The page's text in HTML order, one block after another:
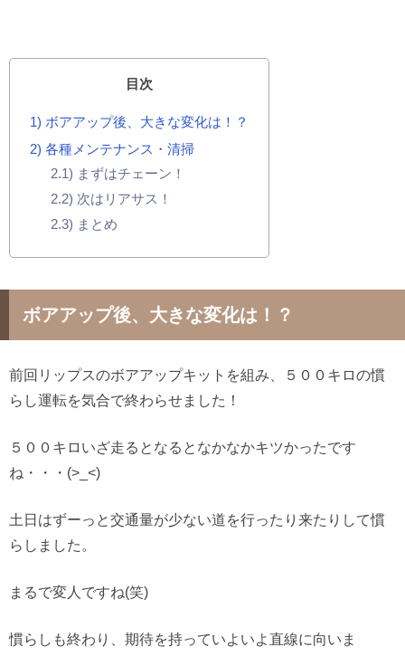
目次
1
ボアアップ後、大きな変化は！？
2 各種メンテナンス・清掃
2.1
まずはチェーン！
2.2
次はリアサス！
2.3
まとめ
ボアアップ後、大きな変化は！？
前回リップスのボアアップキットを組み、５００キロの慣
らし運転を気合で終わらせました！
５００キロいざ走るとなるとなかなかキツかったです
ね・・・(>_<)
土日はずーっと交通量が少ない道を行ったり来たりして慣
らしました。
まるで変人ですね(笑)
慣らしも終わり、期待を持っていよいよ直線に向いま